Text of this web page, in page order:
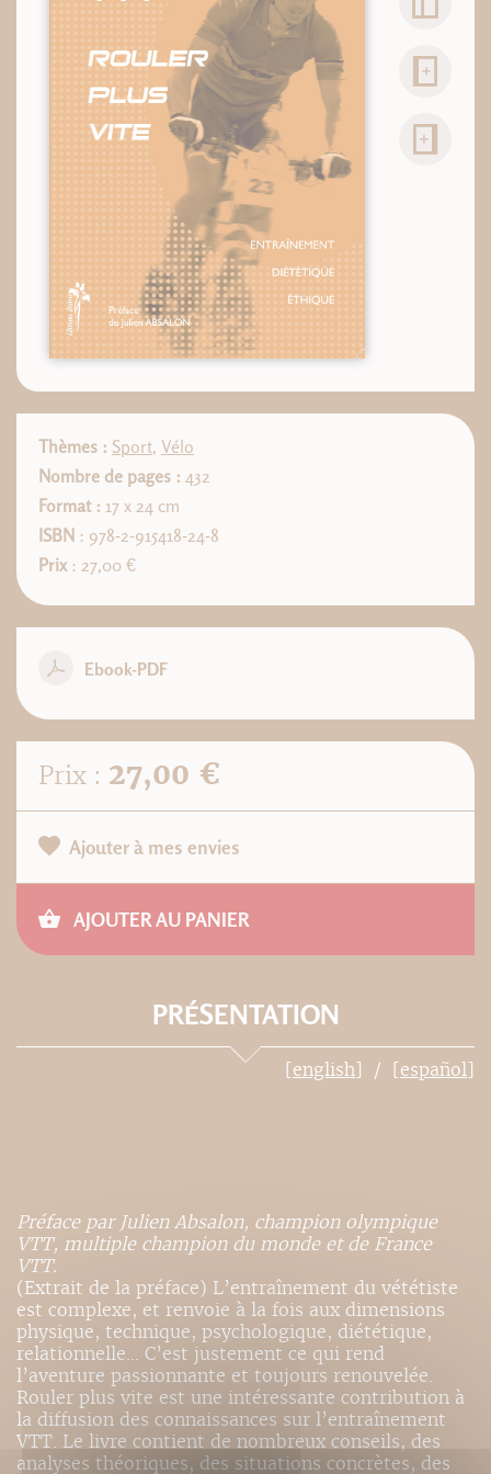
Thèmes : Sport, Vélo
Nombre de pages : 432
Format : 17 x 24 cm
ISBN : 978-2-915418-24-8
Prix : 27,00 €
Ebook-PDF
Prix : 27,00 €
Ajouter à mes envies
AJOUTER AU PANIER
PRÉSENTATION
[english] [español]
Préface par Julien Absalon, champion olympique
VTT, multiple champion du monde et de France
VTT.
(Extrait de la préface) L’entraînement du vététiste
est complexe, et renvoie à la fois aux dimensions
physique, technique, psychologique, diététique,
relationnelle… C’est justement ce qui rend
l’aventure passionnante et toujours renouvelée.
Rouler plus vite est une intéressante contribution à
la diffusion des connaissances sur l’entraînement
VTT. Le livre contient de nombreux conseils, des
analyses théoriques, des situations concrètes, des